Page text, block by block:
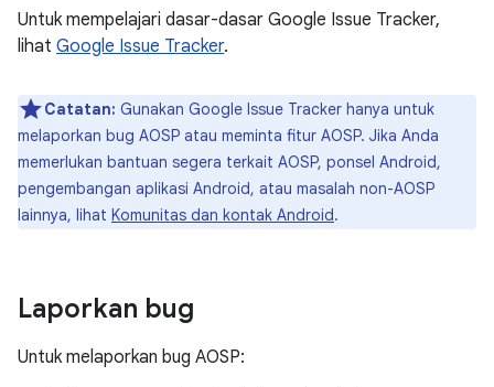
Untuk mempelajari dasar-dasar Google Issue Tracker,
lihat Google Issue Tracker.
Catatan: Gunakan Google Issue Tracker hanya untuk
melaporkan bug AOSP atau meminta fitur AOSP. Jika Anda
memerlukan bantuan segera terkait AOSP, ponsel Android,
pengembangan aplikasi Android, atau masalah non-AOSP
lainnya, lihat Komunitas dan kontak Android.
Laporkan bug
Untuk melaporkan bug AOSP: